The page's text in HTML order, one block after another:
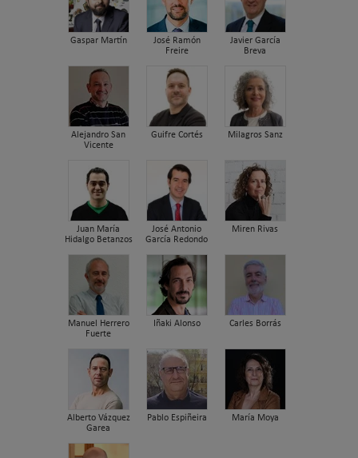
Gaspar Martín
José Ramón
Freire
Javier García
Breva
Alejandro San
Vicente
Guifre Cortés Milagros Sanz
Juan María
Hidalgo Betanzos
José Antonio
García Redondo
Miren Rivas
Manuel Herrero
Fuerte
Iñaki Alonso Carles Borrás
Alberto Vázquez
Garea
Pablo Espiñeira María Moya